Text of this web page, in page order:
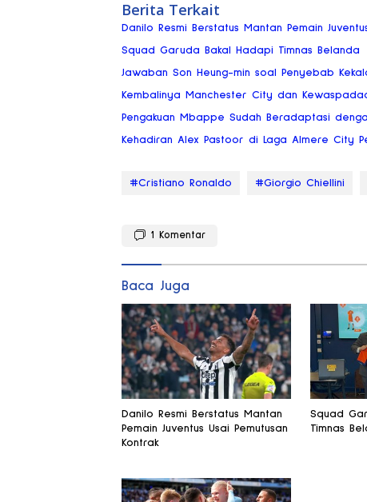
Berita Terkait
Danilo Resmi Berstatus Mantan Pemain
Squad Garuda Bakal Hadapi Timnas Belanda
Jawaban Son Heung-min soal Penyebab
Kembalinya Manchester City dan
Pengakuan Mbappe Sudah Beradaptasi
Kehadiran Alex Pastoor di Laga Almere City
#Cristiano Ronaldo #Giorgio Chiellini
1 Komentar
Baca Juga
Danilo Resmi Berstatus Mantan
Pemain Juventus Usai Pemutusan
Kontrak
Squad
Timnas